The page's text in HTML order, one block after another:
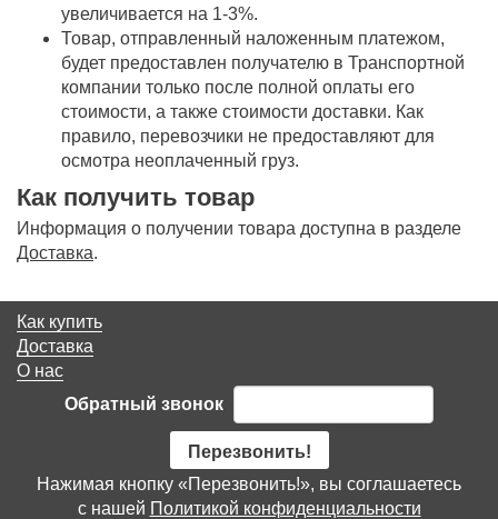
увеличивается на 1-3%.
Товар, отправленный наложенным платежом,
будет предоставлен получателю в Транспортной
компании только после полной оплаты его
стоимости, а также стоимости доставки. Как
правило, перевозчики не предоставляют для
осмотра неоплаченный груз.
Как получить товар
Информация о получении товара доступна в разделе
Доставка.
Как купить
Доставка
О нас
Обратный звонок
Перезвонить!
Нажимая кнопку «Перезвонить!», вы соглашаетесь
с нашей Политикой конфиденциальности